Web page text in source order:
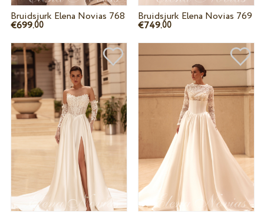
Bruidsjurk Elena Novias 768
€699.00
Bruidsjurk Elena Novias 769
€749.00